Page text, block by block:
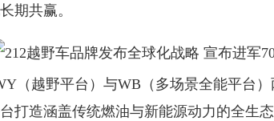
期共赢。
越野平台）与WB（多场景全能平台）
打造涵盖传统燃油与新能源动力的全生